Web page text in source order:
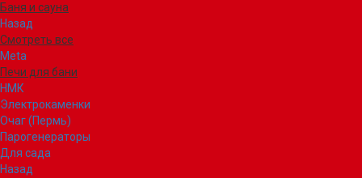
Баня и сауна
Назад
Смотреть все
Meta
Печи для бани
НМК
Электрокаменки
Очаг (Пермь)
Парогенераторы
Для сада
Назад